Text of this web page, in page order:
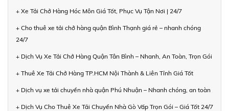
+ Xe Tải Chở Hàng Hóc Môn Giá Tốt, Phục Vụ Tận Nơi | 24/7
+ Cho thuê xe tải chở hàng quận Bình Thạnh giá rẻ – nhanh chóng
24/7
+ Dịch Vụ Xe Tải Chở Hàng Quận Tân Bình – Nhanh, An Toàn, Trọn Gói
+ Thuê Xe Tải Chở Hàng TP.HCM Nội Thành & Liên Tỉnh Giá Tốt
+ Dịch vụ xe tải chuyển nhà quận Phú Nhuận – Nhanh chóng, an toàn
+ Dịch Vụ Cho Thuê Xe Tải Chuyển Nhà Gò Vấp Trọn Gói – Giá Tốt 24/7